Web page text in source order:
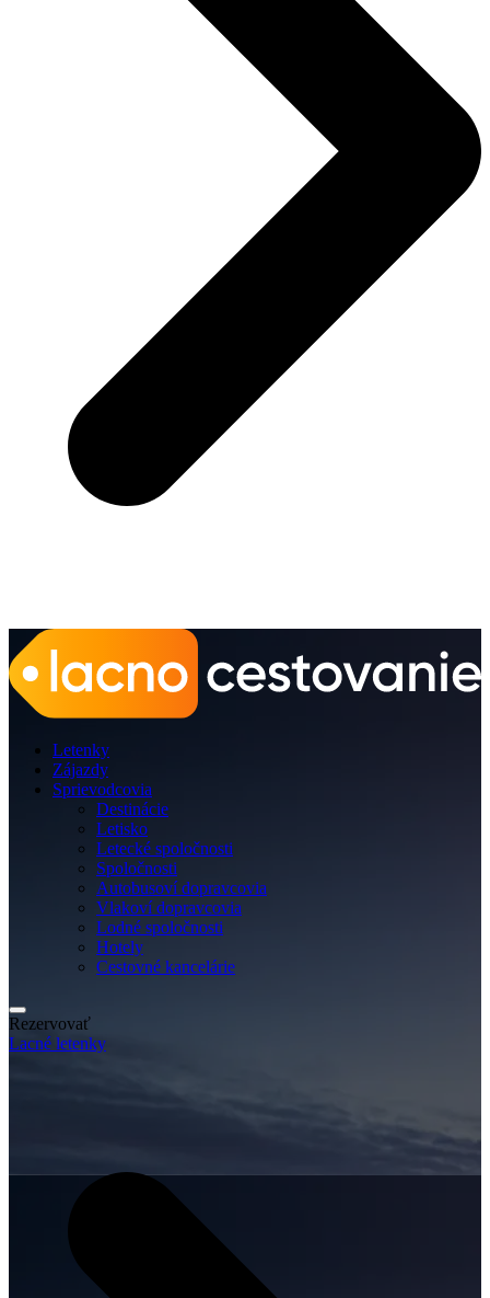
Letenky
Zájazdy
Sprievodcovia
Destinácie
Letisko
Letecké spoločnosti
Spoločnosti
Autobusoví dopravcovia
Vlakoví dopravcovia
Lodné spoločnosti
Hotely
Cestovné kancelárie
Rezervovať
Lacné letenky